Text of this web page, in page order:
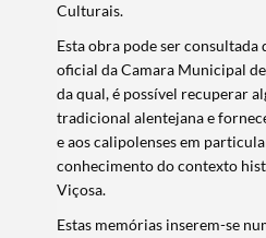
Culturais.
Esta obra pode ser
oficial da Camara Municipal
da qual, é possível recuperar
tradicional alentejana e
e aos calipolenses em
conhecimento do contexto
Viçosa.
Estas memórias inserem-se